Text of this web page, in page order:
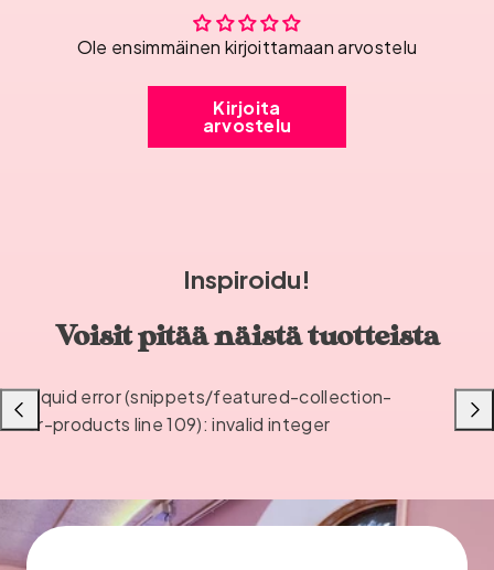
Ole ensimmäinen kirjoittamaan arvostelu
Kirjoita
arvostelu
Inspiroidu!
Voisit pitää näistä tuotteista
Liquid error (snippets/featured-collection-
or-products line 109): invalid integer
Liu'uta
vasemmalle